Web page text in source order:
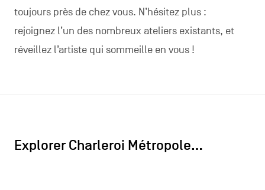
toujours près de chez vous. N’hésitez plus :
rejoignez l’un des nombreux ateliers existants, et
réveillez l’artiste qui sommeille en vous !
Explorer Charleroi Métropole…